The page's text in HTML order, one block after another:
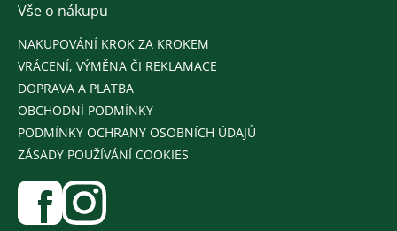
Vše o nákupu
NAKUPOVÁNÍ KROK ZA KROKEM
VRÁCENÍ, VÝMĚNA ČI REKLAMACE
DOPRAVA A PLATBA
OBCHODNÍ PODMÍNKY
PODMÍNKY OCHRANY OSOBNÍCH ÚDAJŮ
ZÁSADY POUŽÍVÁNÍ COOKIES